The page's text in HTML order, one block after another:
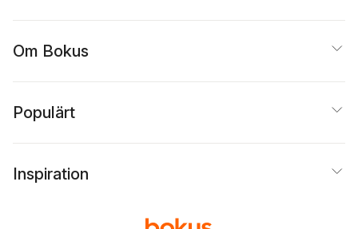
Om Bokus
Populärt
Inspiration